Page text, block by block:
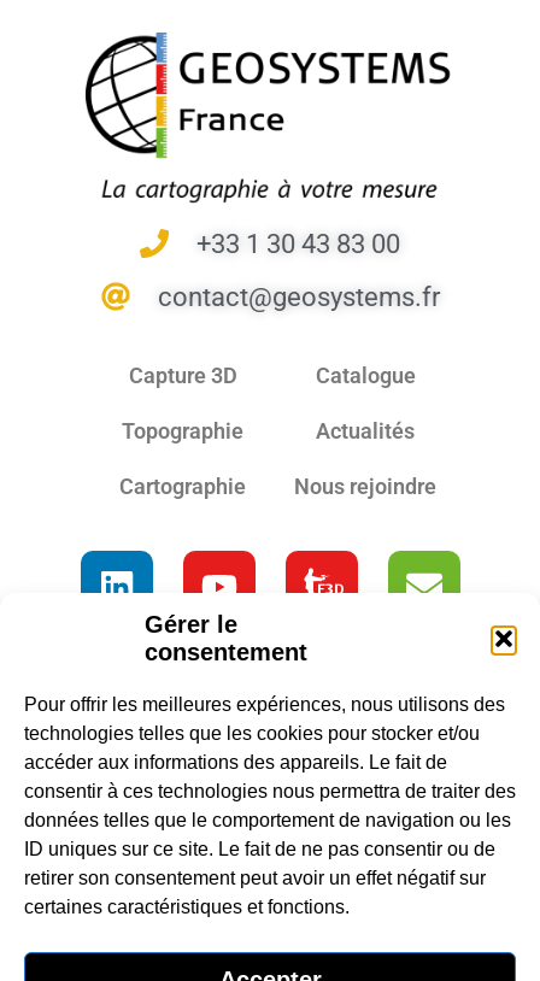
Gérer le
consentement
Pour offrir les meilleures expériences, nous utilisons des
technologies telles que les cookies pour stocker et/ou
accéder aux informations des appareils. Le fait de
consentir à ces technologies nous permettra de traiter des
données telles que le comportement de navigation ou les
ID uniques sur ce site. Le fait de ne pas consentir ou de
retirer son consentement peut avoir un effet négatif sur
certaines caractéristiques et fonctions.
+33 1 30 43 83 00
contact@geosystems.fr
Capture 3D
Topographie
Cartographie
Catalogue
Actualités
Nous rejoindre